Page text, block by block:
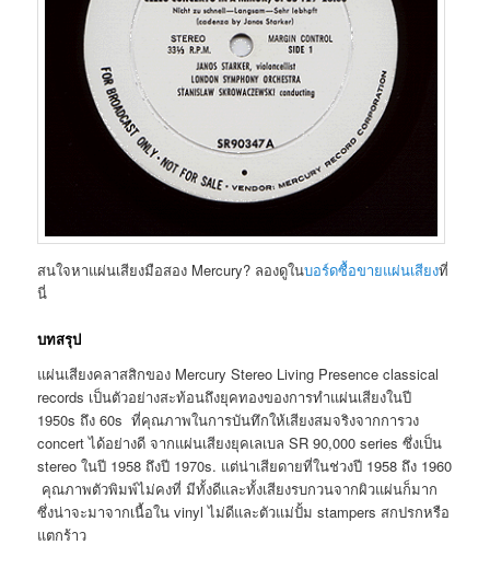
สนใจหาแผ่นเสียงมือสอง Mercury? ลองดูในบอร์ดซื้อขายแผ่นเสียงที่
นี่
บทสรุป
แผ่นเสียงคลาสสิกของ Mercury Stereo Living Presence classical
records เป็นตัวอย่างสะท้อนถึงยุคทองของการทำแผ่นเสียงในปี
1950s ถึง 60s ที่คุณภาพในการบันทึกให้เสียงสมจริงจากการวง
concert ได้อย่างดี จากแผ่นเสียงยุคเลเบล SR 90,000 series ซึ่งเป็น
stereo ในปี 1958 ถึงปี 1970s. แต่น่าเสียดายที่ในช่วงปี 1958 ถึง 1960
คุณภาพตัวพิมพ์ไม่คงที่ มีทั้งดีและทั้งเสียงรบกวนจากผิวแผ่นก็มาก
ซึ่งน่าจะมาจากเนื้อใน vinyl ไม่ดีและตัวแม่ปั้ม stampers สกปรกหรือ
แตกร้าว